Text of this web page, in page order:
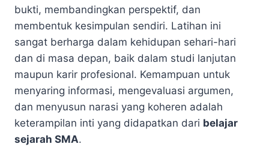
bukti, membandingkan perspektif, dan
membentuk kesimpulan sendiri. Latihan ini
sangat berharga dalam kehidupan sehari-hari
dan di masa depan, baik dalam studi lanjutan
maupun karir profesional. Kemampuan untuk
menyaring informasi, mengevaluasi argumen,
dan menyusun narasi yang koheren adalah
keterampilan inti yang didapatkan dari belajar
sejarah SMA.